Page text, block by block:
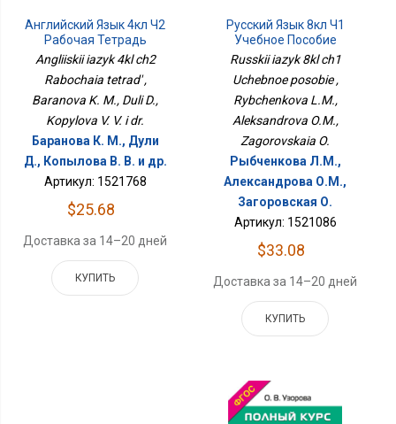
Английский Язык 4кл Ч2
Рабочая Тетрадь
Angliiskii iazyk 4kl ch2
Rabochaia tetrad' ,
Baranova K. M., Duli D.,
Kopylova V. V. i dr.
Баранова К. М., Дули
Д., Копылова В. В. и др.
Артикул: 1521768
$25.68
Доставка за 14–20 дней
КУПИТЬ
Русский Язык 8кл Ч1
Учебное Пособие
Russkii iazyk 8kl ch1
Uchebnoe posobie ,
Rybchenkova L.M.,
Aleksandrova O.M.,
Zagorovskaia O.
Рыбченкова Л.М.,
Александрова О.М.,
Загоровская О.
Артикул: 1521086
$33.08
Доставка за 14–20 дней
КУПИТЬ